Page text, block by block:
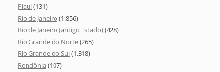
Piauí(131)
Rio de Janeiro (1.856)
Rio de Janeiro (antigo Estado)(428)
Rio Grande do Norte(265)
Rio Grande do Sul(1.318)
Rondônia (107)